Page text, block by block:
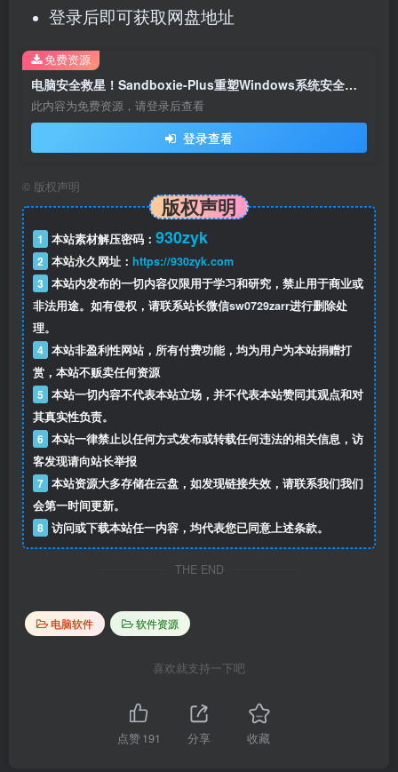
登录后即可获取网盘地址
电脑安全救星！Sandboxie-Plus重塑Windows系统安全与程序管理新体验！！
此内容为免费资源，请登录后查看
登录查看
免费资源
© 版权声明
版权声明
1 本站素材解压密码： 930zyk
2 本站永久网址： https://930zyk.com
3 本站内发布的一切内容仅限用于学习和研究，禁止用于商业或
非法用途。如有侵权，请联系站长微信sw0729zarr进行删除处
理。
4 本站非盈利性网站，所有付费功能，均为用户为本站捐赠打
赏，本站不贩卖任何资源
5 本站一切内容不代表本站立场，并不代表本站赞同其观点和对
其真实性负责。
6 本站一律禁止以任何方式发布或转载任何违法的相关信息，访
客发现请向站长举报
7 本站资源大多存储在云盘，如发现链接失效，请联系我们我们
会第一时间更新。
8 访问或下载本站任一内容，均代表您已同意上述条款。
THE END
电脑软件 软件资源
喜欢就支持一下吧
点赞191 分享 收藏